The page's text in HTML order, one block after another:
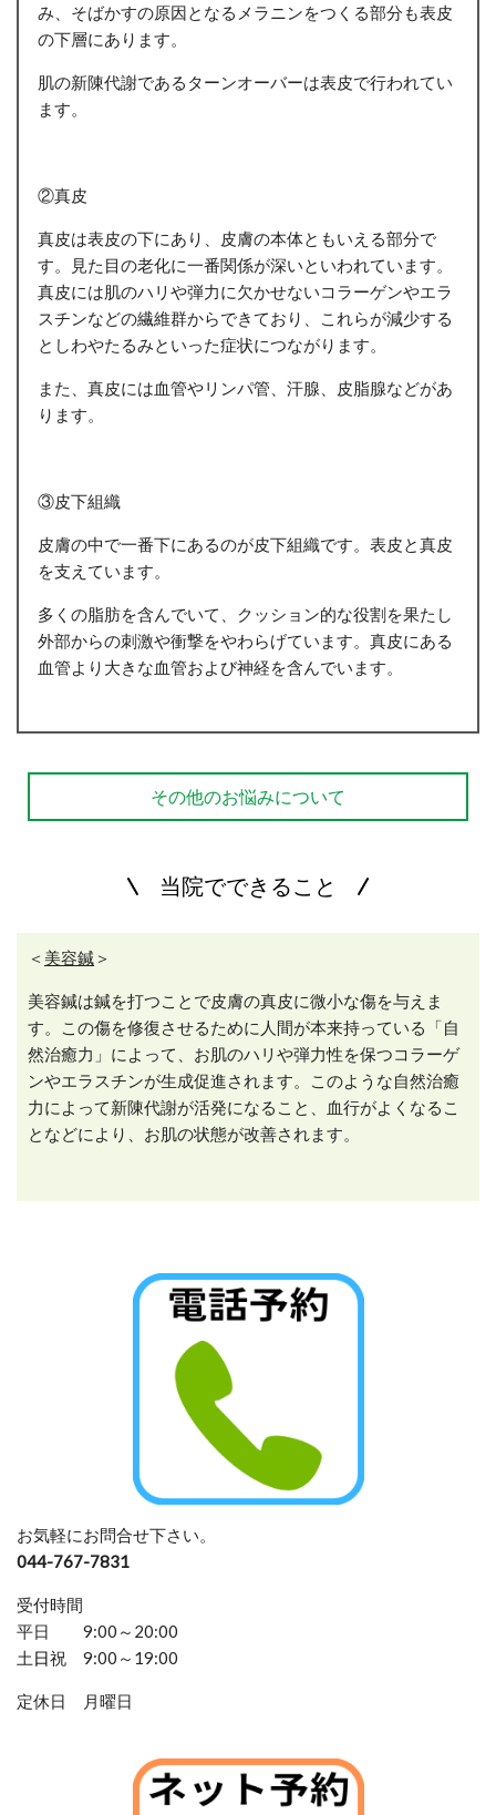
み、そばかすの原因となるメラニンをつくる部分も表皮
の下層にあります。
肌の新陳代謝であるターンオーバーは表皮で行われてい
ます。
②真皮
真皮は表皮の下にあり、皮膚の本体ともいえる部分で
す。見た目の老化に一番関係が深いといわれています。
真皮には肌のハリや弾力に欠かせないコラーゲンやエラ
スチンなどの繊維群からできており、これらが減少する
としわやたるみといった症状につながります。
また、真皮には血管やリンパ管、汗腺、皮脂腺などがあ
ります。
③皮下組織
皮膚の中で一番下にあるのが皮下組織です。表皮と真皮
を支えています。
多くの脂肪を含んでいて、クッション的な役割を果たし
外部からの刺激や衝撃をやわらげています。真皮にある
血管より大きな血管および神経を含んでいます。
その他のお悩みについて
当院でできること
＜ 美容鍼＞
美容鍼は鍼を打つことで皮膚の真皮に微小な傷を与えま
す。この傷を修復させるために人間が本来持っている「自
然治癒力」によって、お肌のハリや弾力性を保つコラーゲ
ンやエラスチンが生成促進されます。このような自然治癒
力によって新陳代謝が活発になること、血行がよくなるこ
となどにより、お肌の状態が改善されます。
お気軽にお問合せ下さい。
044-767-7831
受付時間
平日 9:00～20:00
土 日祝 9:00～19:00
定休日 月曜日